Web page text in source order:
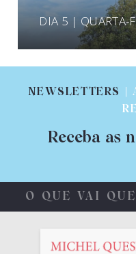
DIA 5 | QUARTA-
NEWSLETTERS
|
Receba as
O QUE VAI